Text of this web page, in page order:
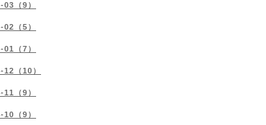
03（9）
02（5）
01（7）
12（10）
11（9）
10（9）